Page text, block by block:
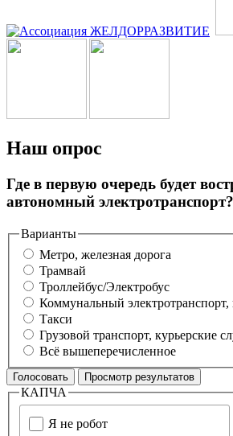
Наш опрос
Где в первую очередь будет
автономный электротранспорт?
Варианты
Метро, железная дорога
Трамвай
Троллейбус/Электробус
Коммунальный
Такси
Грузовой транспорт, курьерские
Всё вышеперечисленное
КАПЧА
Я не робот